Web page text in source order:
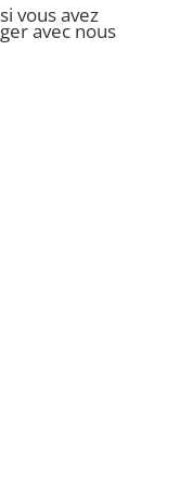
vous avez
avec nous